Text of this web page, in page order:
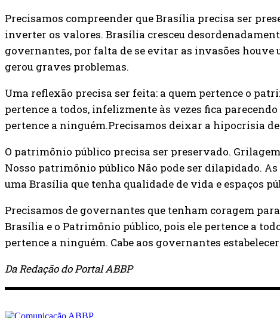
Precisamos compreender que Brasília precisa ser
inverter os valores. Brasília cresceu
governantes, por falta de se evitar as invasões houve
gerou graves problemas.
Uma reflexão precisa ser feita: a quem pertence o
pertence a todos, infelizmente às vezes fica
pertence a ninguém.Precisamos deixar a hipocrisia
O patrimônio público precisa ser preservado.
Nosso patrimônio público Não pode ser dilapidado.
uma Brasília que tenha qualidade de vida e espaços
Precisamos de governantes que tenham coragem
Brasília e o Patrimônio público, pois ele pertence a
pertence a ninguém. Cabe aos governantes
Da Redação do Portal ABBP